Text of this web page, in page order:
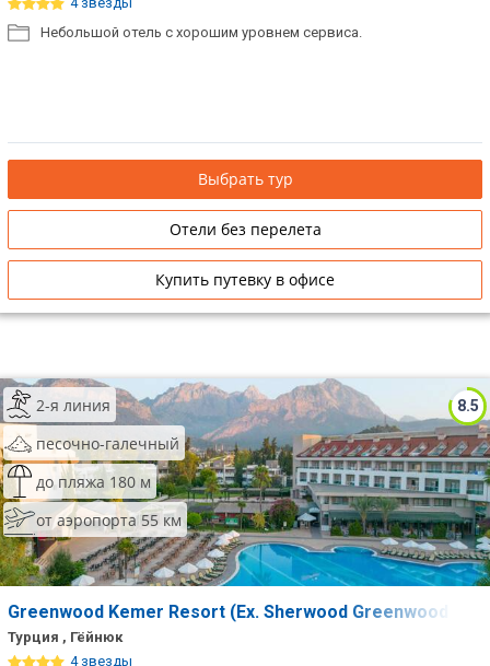
Небольшой отель с хорошим уровнем сервиса.
Выбрать тур
Отели без перелета
Купить путевку в офисе
8.5
2-я линия
песочно-галечный
до пляжа 180 м
от аэропорта 55 км
Greenwood Kemer Resort (Ex. Sherwood Greenwood
Турция , Гёйнюк
4 звезды